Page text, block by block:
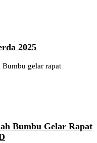
2025
gelar rapat
Bumbu Gelar Rapat